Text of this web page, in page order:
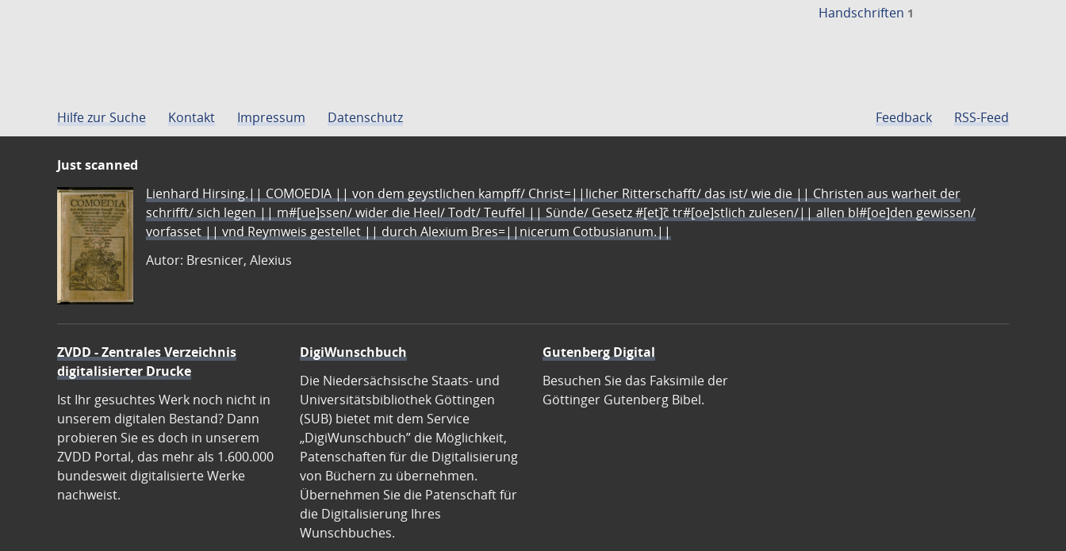
Handschriften 1
Hilfe zur Suche Kontakt Impressum Datenschutz Feedback RSS-Feed
Just scanned
Lienhard Hirsing.|| COMOEDIA || von dem geystlichen kampff/ Christ=||licher Ritterschafft/ das ist/ wie die || Christen aus warheit der
schrifft/ sich legen || m#[ue]ssen/ wider die Heel/ Todt/ Teuffel || Sünde/ Gesetz #[et]c̃ tr#[oe]stlich zulesen/|| allen bl#[oe]den gewissen/
vorfasset || vnd Reymweis gestellet || durch Alexium Bres=||nicerum Cotbusianum.||
Autor: Bresnicer, Alexius
ZVDD - Zentrales Verzeichnis
digitalisierter Drucke
Ist Ihr gesuchtes Werk noch nicht in
unserem digitalen Bestand? Dann
probieren Sie es doch in unserem
ZVDD Portal, das mehr als 1.600.000
bundesweit digitalisierte Werke
nachweist.
DigiWunschbuch
Die Niedersächsische Staats- und
Universitätsbibliothek Göttingen
(SUB) bietet mit dem Service
„DigiWunschbuch” die Möglichkeit,
Patenschaften für die Digitalisierung
von Büchern zu übernehmen.
Übernehmen Sie die Patenschaft für
die Digitalisierung Ihres
Wunschbuches.
Gutenberg Digital
Besuchen Sie das Faksimile der
Göttinger Gutenberg Bibel.